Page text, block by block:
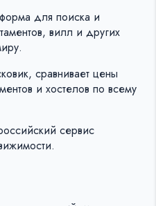
для поиска и
вилл и других
сравнивает цены
и хостелов по всему
сервис